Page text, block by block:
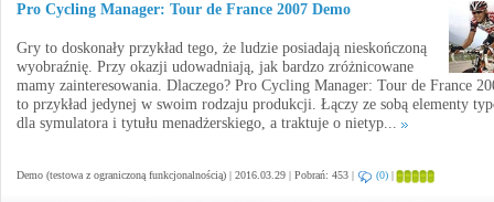
Pro Cycling Manager: Tour de France 2007 Demo
Gry to doskonały przykład tego, że ludzie posiadają nieskończoną
wyobraźnię. Przy okazji udowadniają, jak bardzo zróżnicowane
mamy zainteresowania. Dlaczego? Pro Cycling Manager: Tour de France
to przykład jedynej w swoim rodzaju produkcji. Łączy ze sobą elementy
dla symulatora i tytułu menadżerskiego, a traktuje o nietyp...
Demo (testowa z ograniczoną funkcjonalnością) | 2016.03.29 | Pobrań: 453 | (0) |